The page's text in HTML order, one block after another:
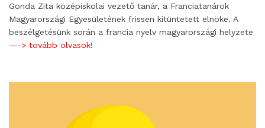
Gonda Zita középiskolai vezető tanár, a Franciatanárok
Magyarországi Egyesületének frissen kitüntetett elnöke. A
beszélgetésünk során a francia nyelv magyarországi helyzete
—-> tovább olvasok!